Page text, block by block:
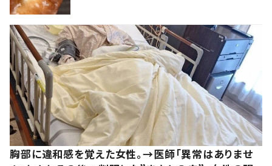
胸部に違和感を覚えた女性。→医師「異常はありませ